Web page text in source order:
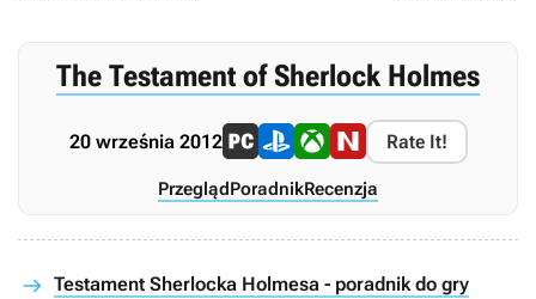
The Testament of Sherlock Holmes
20 września 2012 Rate It!
PrzeglądPoradnikRecenzja
Testament Sherlocka Holmesa - poradnik do gry